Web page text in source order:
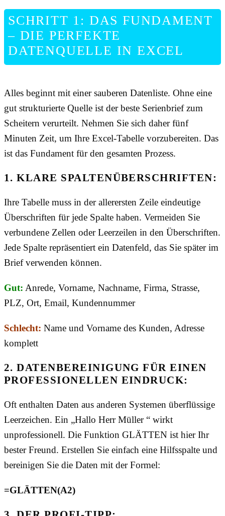
SCHRITT 1: DAS FUNDAMENT
– DIE PERFEKTE
DATENQUELLE IN EXCEL
Alles beginnt mit einer sauberen Datenliste. Ohne eine
gut strukturierte Quelle ist der beste Serienbrief zum
Scheitern verurteilt. Nehmen Sie sich daher fünf
Minuten Zeit, um Ihre Excel-Tabelle vorzubereiten. Das
ist das Fundament für den gesamten Prozess.
1. KLARE SPALTENÜBERSCHRIFTEN:
Ihre Tabelle muss in der allerersten Zeile eindeutige
Überschriften für jede Spalte haben. Vermeiden Sie
verbundene Zellen oder Leerzeilen in den Überschriften.
Jede Spalte repräsentiert ein Datenfeld, das Sie später im
Brief verwenden können.
Gut: Anrede, Vorname, Nachname, Firma, Strasse,
PLZ, Ort, Email, Kundennummer
Schlecht: Name und Vorname des Kunden, Adresse
komplett
2. DATENBEREINIGUNG FÜR EINEN
PROFESSIONELLEN EINDRUCK:
Oft enthalten Daten aus anderen Systemen überflüssige
Leerzeichen. Ein „Hallo Herr Müller “ wirkt
unprofessionell. Die Funktion GLÄTTEN ist hier Ihr
bester Freund. Erstellen Sie einfach eine Hilfsspalte und
bereinigen Sie die Daten mit der Formel:
=GLÄTTEN(A2)